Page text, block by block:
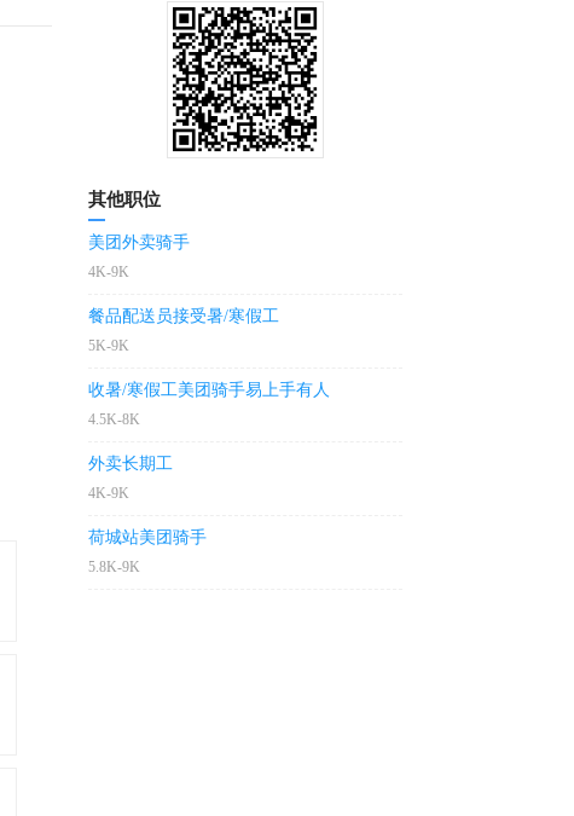
其他职位
美团外卖骑手
4K-9K
餐品配送员接受暑/寒假工
5K-9K
收暑/寒假工美团骑手易上手有人
4.5K-8K
外卖长期工
4K-9K
荷城站美团骑手
5.8K-9K